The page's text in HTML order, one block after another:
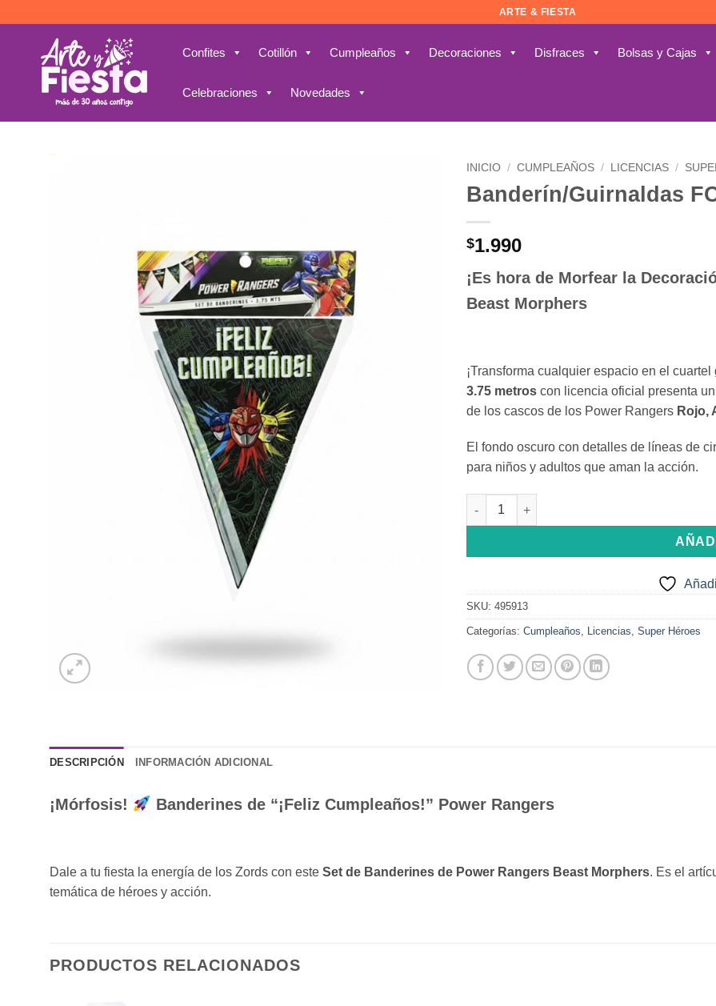
contenido
ARTE & FIESTA
Confites Cotillón Cumpleaños Decoraciones Disfraces Bolsas y Cajas
Celebraciones Novedades
INICIO / CUMPLEAÑOS / LICENCIAS /
Banderín/Guirnaldas
$1.990
¡Es hora de Morfear la
Beast Morphers
¡Transforma cualquier espacio en el
3.75 metroscon licencia oficial presenta
de los cascos de los Power Rangers Rojo,
El fondo oscuro con detalles de líneas de
para niños y adultos que aman la acción.
Banderín/Guirnaldas FC de Power Rangers
SKU: 495913
Categorías: Cumpleaños, Licencias, Super Héroes
DESCRIPCIÓN INFORMACIÓN ADICIONAL
¡Mórfosis! Banderines de “¡Feliz Cumpleaños!” Power Rangers
Dale a tu fiesta la energía de los Zords con este Set de Banderines de Power Rangers Beast Morphers. Es el
temática de héroes y acción.
PRODUCTOS RELACIONADOS